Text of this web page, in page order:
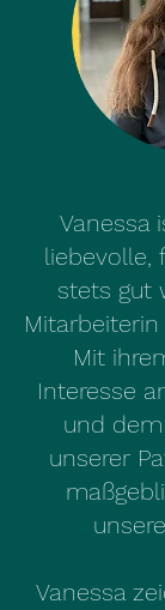
Vanessa
liebevolle,
stets gut
Mit
Interesse
und
unserer
Vanessa